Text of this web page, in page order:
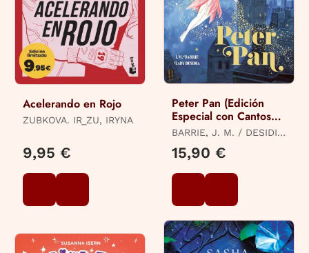
Acelerando en Rojo
ZUBKOVA. IR_ZU, IRYNA
9,95 €
Peter Pan (Edición
Especial con Cantos
Tintados)
BARRIE, J. M. / DESIDIA,
LADY
15,90 €